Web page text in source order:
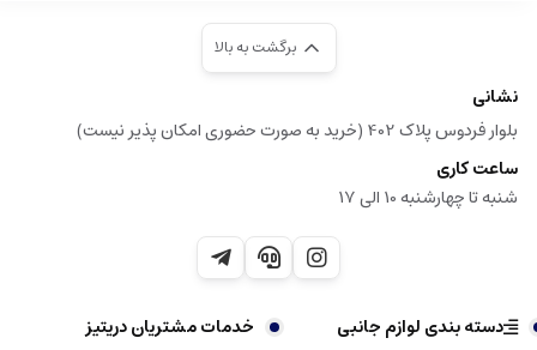
برگشت به بالا
نشانی
بلوار فردوس پلاک 402 (خرید به صورت حضوری امکان پذیر نیست)
ساعت کاری
شنبه تا چهارشنبه 10 الی 17
دسته بندی لوازم جانبی
خدمات مشتریان دریتیز